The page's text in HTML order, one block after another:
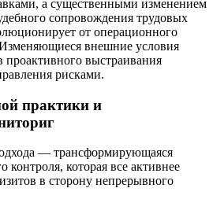
а существенными изменением
сопровождения трудовых
от операционного
Изменяющиеся внешние условия
проактивного выстраивания
рисками.
практики и
— трансформирующаяся
контроля, которая все активнее
в сторону непрерывного